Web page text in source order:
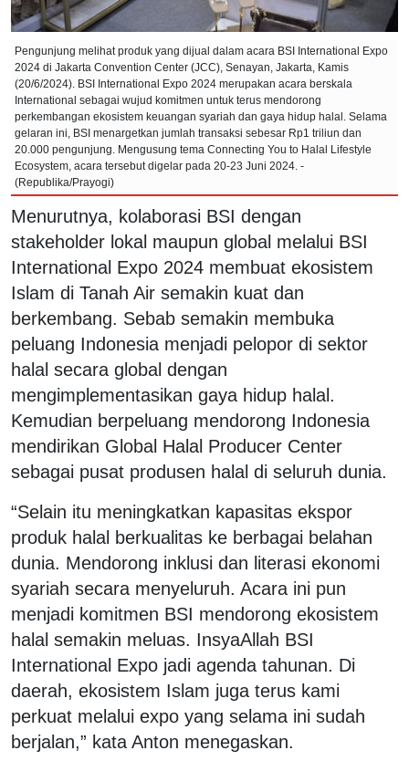
Pengunjung melihat produk yang dijual dalam acara BSI International Expo
2024 di Jakarta Convention Center (JCC), Senayan, Jakarta, Kamis
(20/6/2024). BSI International Expo 2024 merupakan acara berskala
International sebagai wujud komitmen untuk terus mendorong
perkembangan ekosistem keuangan syariah dan gaya hidup halal. Selama
gelaran ini, BSI menargetkan jumlah transaksi sebesar Rp1 triliun dan
20.000 pengunjung. Mengusung tema Connecting You to Halal Lifestyle
Ecosystem, acara tersebut digelar pada 20-23 Juni 2024. -
(Republika/Prayogi)
Menurutnya, kolaborasi BSI dengan
stakeholder lokal maupun global melalui BSI
International Expo 2024 membuat ekosistem
Islam di Tanah Air semakin kuat dan
berkembang. Sebab semakin membuka
peluang Indonesia menjadi pelopor di sektor
halal secara global dengan
mengimplementasikan gaya hidup halal.
Kemudian berpeluang mendorong Indonesia
mendirikan Global Halal Producer Center
sebagai pusat produsen halal di seluruh dunia.
“Selain itu meningkatkan kapasitas ekspor
produk halal berkualitas ke berbagai belahan
dunia. Mendorong inklusi dan literasi ekonomi
syariah secara menyeluruh. Acara ini pun
menjadi komitmen BSI mendorong ekosistem
halal semakin meluas. InsyaAllah BSI
International Expo jadi agenda tahunan. Di
daerah, ekosistem Islam juga terus kami
perkuat melalui expo yang selama ini sudah
berjalan,” kata Anton menegaskan.